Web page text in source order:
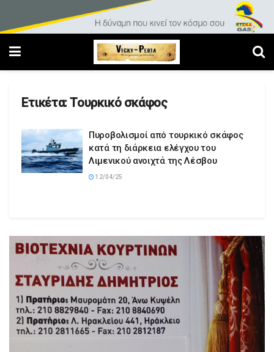
Ετικέτα:Τουρκικό σκάφος
Πυροβολισμοί από τουρκικό σκάφος
κατά τη διάρκεια ελέγχου του
Λιμενικού ανοιχτά της Λέσβου
12/04/25